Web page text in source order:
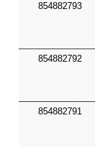
854882793
854882792
854882791